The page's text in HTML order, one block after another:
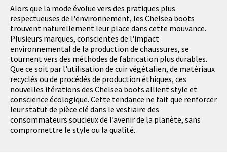
Alors que la mode évolue vers des pratiques plus
respectueuses de l'environnement, les Chelsea boots
trouvent naturellement leur place dans cette mouvance.
Plusieurs marques, conscientes de l'impact
environnemental de la production de chaussures, se
tournent vers des méthodes de fabrication plus durables.
Que ce soit par l'utilisation de cuir végétalien, de matériaux
recyclés ou de procédés de production éthiques, ces
nouvelles itérations des Chelsea boots allient style et
conscience écologique. Cette tendance ne fait que renforcer
leur statut de pièce clé dans le vestiaire des
consommateurs soucieux de l’avenir de la planète, sans
compromettre le style ou la qualité.